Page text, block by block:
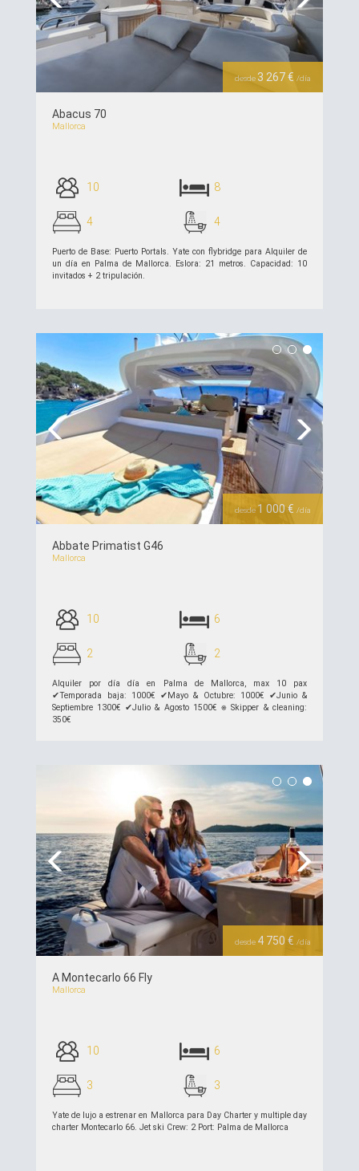
Previous Next
desde 3 267 € /día
Abacus 70
Mallorca
10 8
4 4
Puerto de Base: Puerto Portals. Yate con flybridge para Alquiler de
un día en Palma de Mallorca. Eslora: 21 metros. Capacidad: 10
invitados + 2 tripulación.
ver detalles >>
desde 1 000 € /día
Abbate Primatist G46
Mallorca
10 6
2 2
Alquiler por día día en Palma de Mallorca, max 10 pax
✔︎Temporada baja: 1000€ ✔︎Mayo & Octubre: 1000€ ✔︎Junio &
Septiembre 1300€ ✔︎Julio & Agosto 1500€ ⎈ Skipper & cleaning:
350€
Previous Next
desde 4 750 € /día
A Montecarlo 66 Fly
Mallorca
10 6
3 3
Yate de lujo a estrenar en Mallorca para Day Charter y multiple day
charter Montecarlo 66. Jet ski Crew: 2 Port: Palma de Mallorca